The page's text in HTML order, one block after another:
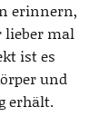
erinnern,
lieber mal
ist es
und
erhält.